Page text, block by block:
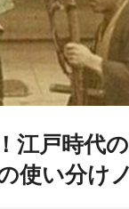
戸時代の
使い分け